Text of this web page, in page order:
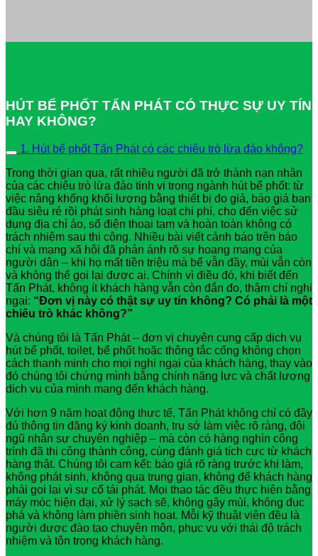
HÚT BỂ PHỐT TẤN PHÁT CÓ THỰC SỰ UY TÍN
HAY KHÔNG?
1. Hút bể phốt Tấn Phát có các chiêu trò lừa đảo không?
Trong thời gian qua, rất nhiều người đã trở thành nạn nhân
của các chiêu trò lừa đảo tinh vi trong ngành hút bể phốt: từ
việc nâng khống khối lượng bằng thiết bị đo giả, báo giá ban
đầu siêu rẻ rồi phát sinh hàng loạt chi phí, cho đến việc sử
dụng địa chỉ ảo, số điện thoại tạm và hoàn toàn không có
trách nhiệm sau thi công. Nhiều bài viết cảnh báo trên báo
chí và mạng xã hội đã phản ánh rõ sự hoang mang của
người dân – khi họ mất tiền triệu mà bể vẫn đầy, mùi vẫn còn
và không thể gọi lại được ai. Chính vì điều đó, khi biết đến
Tấn Phát, không ít khách hàng vẫn còn đắn đo, thậm chí nghi
ngại: “Đơn vị này có thật sự uy tín không? Có phải là một
chiêu trò khác không?”
Và chúng tôi là Tấn Phát – đơn vị chuyên cung cấp dịch vụ
hút bể phốt, toilet, bể phốt hoặc thông tắc cống không chọn
cách thanh minh cho mọi nghi ngại của khách hàng, thay vào
đó chúng tôi chứng mình bằng chính năng lực và chất lượng
dịch vụ của mình mang đến khách hàng.
Với hơn 9 năm hoạt động thực tế, Tấn Phát không chỉ có đầy
đủ thông tin đăng ký kinh doanh, trụ sở làm việc rõ ràng, đội
ngũ nhân sự chuyên nghiệp – mà còn có hàng nghìn công
trình đã thi công thành công, cùng đánh giá tích cực từ khách
hàng thật. Chúng tôi cam kết: báo giá rõ ràng trước khi làm,
không phát sinh, không qua trung gian, không để khách hàng
phải gọi lại vì sự cố tái phát. Mọi thao tác đều thực hiện bằng
máy móc hiện đại, xử lý sạch sẽ, không gây mùi, không đục
phá và không làm phiền sinh hoạt. Mỗi kỹ thuật viên đều là
người được đào tạo chuyên môn, phục vụ với thái độ trách
nhiệm và tôn trọng khách hàng.